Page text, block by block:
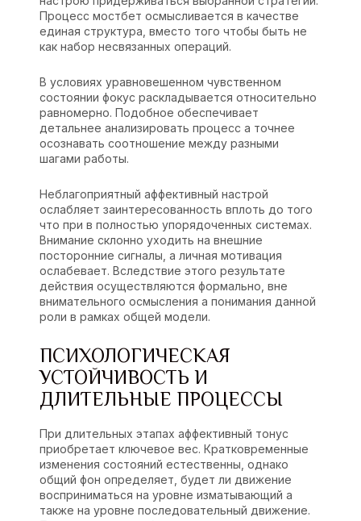
Процесс мостбет осмысливается в качестве
единая структура, вместо того чтобы быть не
как набор несвязанных операций.
В условиях уравновешенном чувственном
состоянии фокус раскладывается относительно
равномерно. Подобное обеспечивает
детальнее анализировать процесс а точнее
осознавать соотношение между разными
шагами работы.
Неблагоприятный аффективный настрой
ослабляет заинтересованность вплоть до того
что при в полностью упорядоченных системах.
Внимание склонно уходить на внешние
посторонние сигналы, а личная мотивация
ослабевает. Вследствие этого результате
действия осуществляются формально, вне
внимательного осмысления а понимания данной
роли в рамках общей модели.
ПСИХОЛОГИЧЕСКАЯ
УСТОЙЧИВОСТЬ И
ДЛИТЕЛЬНЫЕ ПРОЦЕССЫ
При длительных этапах аффективный тонус
приобретает ключевое вес. Кратковременные
изменения состояний естественны, однако
общий фон определяет, будет ли движение
восприниматься на уровне изматывающий а
также на уровне последовательный движение.